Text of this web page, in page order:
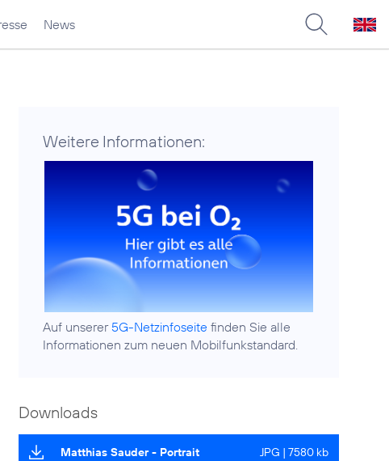
News
Weitere Informationen:
Auf unserer 5G-Netzinfoseite finden Sie alle
Informationen zum neuen Mobilfunkstandard.
Downloads
Matthias Sauder - Portrait JPG | 7580 kb